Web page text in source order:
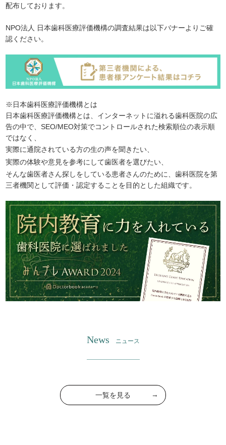
配布しております。
NPO法人 日本歯科医療評価機構の調査結果は以下バナーよりご確
認ください。
※日本歯科医療評価機構とは
日本歯科医療評価機構とは、インターネットに溢れる歯科医院の広
告の中で、SEO/MEO対策でコントロールされた検索順位の表示順
ではなく、
実際に通院されている方の生の声を聞きたい、
実際の体験や意見を参考にして歯医者を選びたい、
そんな歯医者さん探しをしている患者さんのために、歯科医院を第
三者機関として評価・認定することを目的とした組織です。
News ニュース
一覧を見る